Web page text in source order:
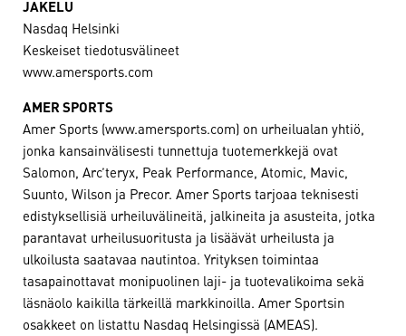
JAKELU
Nasdaq Helsinki
Keskeiset tiedotusvälineet
www.amersports.com
AMER SPORTS
Amer Sports (www.amersports.com) on urheilualan yhtiö,
jonka kansainvälisesti tunnettuja tuotemerkkejä ovat
Salomon, Arc’teryx, Peak Performance, Atomic, Mavic,
Suunto, Wilson ja Precor. Amer Sports tarjoaa teknisesti
edistyksellisiä urheiluvälineitä, jalkineita ja asusteita, jotka
parantavat urheilusuoritusta ja lisäävät urheilusta ja
ulkoilusta saatavaa nautintoa. Yrityksen toimintaa
tasapainottavat monipuolinen laji- ja tuotevalikoima sekä
läsnäolo kaikilla tärkeillä markkinoilla. Amer Sportsin
osakkeet on listattu Nasdaq Helsingissä (AMEAS).